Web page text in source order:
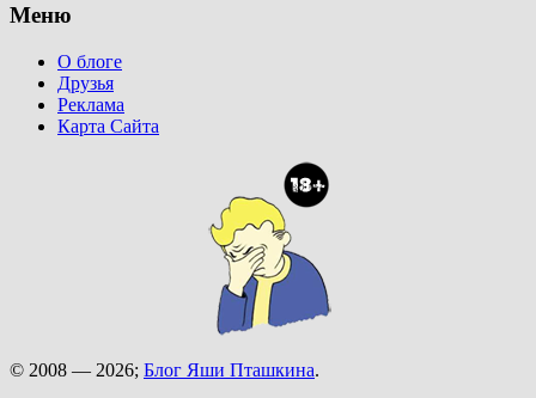
Меню
О блоге
Друзья
Реклама
Карта Сайта
© 2008 — 2026; Блог Яши Пташкина.